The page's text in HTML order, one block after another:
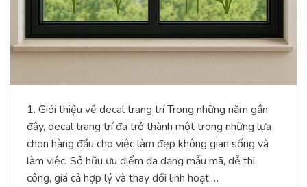
1. Giới thiệu về decal trang trí Trong những năm gần
đây, decal trang trí đã trở thành một trong những lựa
chọn hàng đầu cho việc làm đẹp không gian sống và
làm việc. Sở hữu ưu điểm đa dạng mẫu mã, dễ thi
công, giá cả hợp lý và thay đổi linh hoạt,…